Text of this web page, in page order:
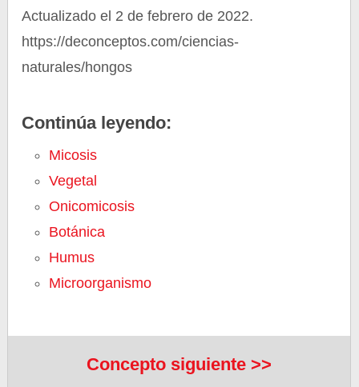
Actualizado el 2 de febrero de 2022.
https://deconceptos.com/ciencias-
naturales/hongos
Continúa leyendo:
Micosis
Vegetal
Onicomicosis
Botánica
Humus
Microorganismo
Concepto siguiente >>